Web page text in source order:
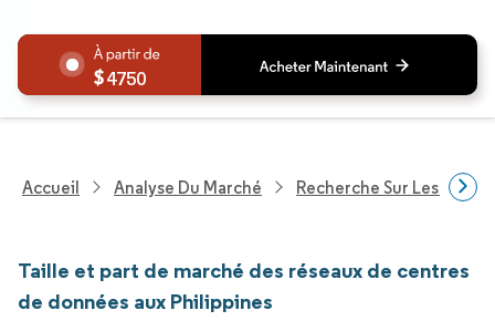
4750
Accueil Analyse Du Marché Recherche Sur Les
Taille et part de marché des réseaux de centres
de données aux Philippines